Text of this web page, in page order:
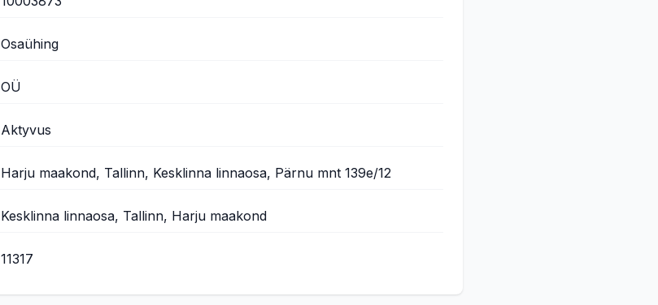
Osaühing
OÜ
Aktyvus
Harju maakond, Tallinn, Kesklinna linnaosa, Pärnu mnt 139e/12
Kesklinna linnaosa, Tallinn, Harju maakond
11317